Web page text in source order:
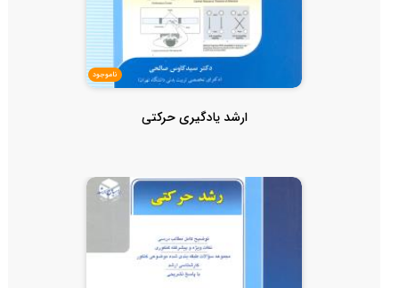
ناموجود
ارشد یادگیری حرکتی